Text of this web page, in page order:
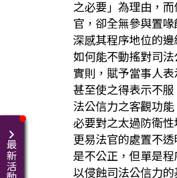
之必要」為理由，
官，卻全無參與置
深感其程序地位的
如何能不動搖對司法
實則，賦予當事人表
甚至使之得表示不
法公信力之客觀功
必要對之太過防衛性
更易法官的處置不
是不公正，但單是
以侵蝕司法公信力
最新活動